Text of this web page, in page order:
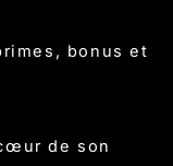
bonus et
de son